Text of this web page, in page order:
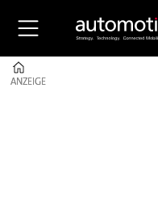
ANZEIGE
ANZEIGE